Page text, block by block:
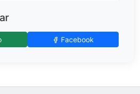
Facebook